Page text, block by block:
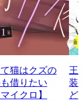
猫はクズの
借りたい
マイクロ】
王
装
ど